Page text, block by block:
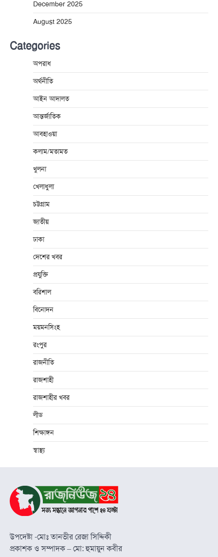
December 2025
August 2025
Categories
অপরাধ
অর্থনীতি
আইন আদালত
আন্তর্জাতিক
আবহাওয়া
কলাম/মতামত
খুলনা
খেলাধুলা
চট্টগ্রাম
জাতীয়
ঢাকা
দেশের খবর
প্রযুক্তি
বরিশাল
বিনোদন
ময়মনসিংহ
রংপুর
রাজনীতি
রাজশাহী
রাজশাহীর খবর
লীড
শিক্ষাঙ্গন
স্বাস্থ্য
উপদেষ্টা -মোঃ তানভীর রেজা সিদ্দিকী
প্রকাশক ও সম্পাদক – মো: হুমায়ুন কবীর